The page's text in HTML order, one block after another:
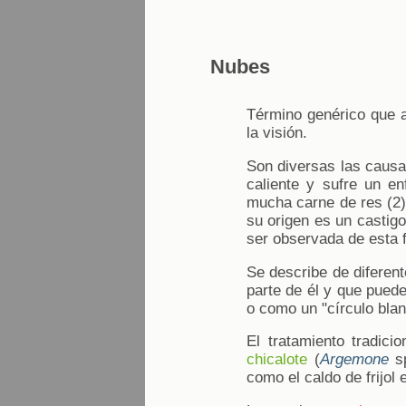
Nubes
Término genérico que
la visión.
Son diversas las
caliente y sufre un
mucha carne de res
su origen es un
ser observada de esta
Se describe de
parte de él y que
o como un "círculo
El tratamiento
chicalote (Argemone
como el caldo de frijol